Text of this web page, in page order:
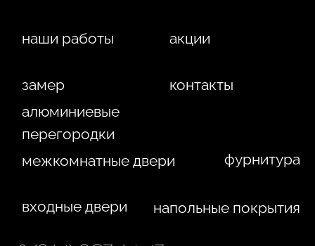
Политика конфиденциальности
Сайт сделан студией"Рыба под водой"
WA